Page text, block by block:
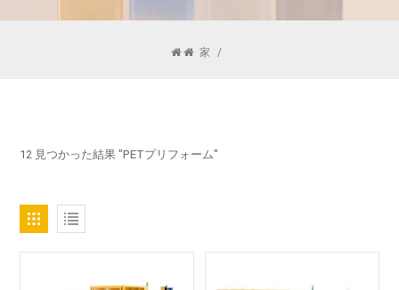
家 /
12 見つかった結果 "PETプリフォーム"